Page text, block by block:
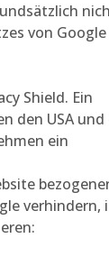
von Google
Shield. Ein
den USA und
ein
verhindern,